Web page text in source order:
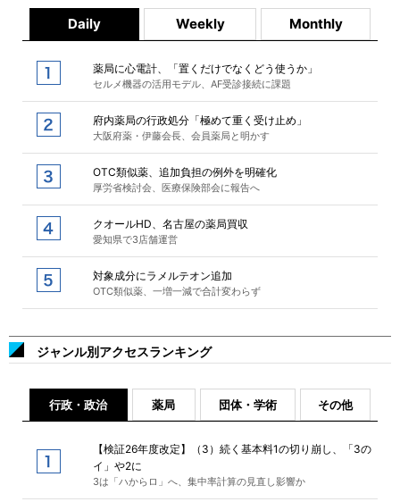
Daily Weekly Monthly
薬局に心電計、「置くだけでなくどう使うか」
セルメ機器の活用モデル、AF受診接続に課題
府内薬局の行政処分「極めて重く受け止め」
大阪府薬・伊藤会長、会員薬局と明かす
OTC類似薬、追加負担の例外を明確化
厚労省検討会、医療保険部会に報告へ
クオールHD、名古屋の薬局買収
愛知県で3店舗運営
対象成分にラメルテオン追加
OTC類似薬、一増一減で合計変わらず
ジャンル別アクセスランキング
行政・政治 薬局 団体・学術 その他
【検証26年度改定】（3）続く基本料1の切り崩し、「3の
イ」や2に
3は「ハからロ」へ、集中率計算の見直し影響か